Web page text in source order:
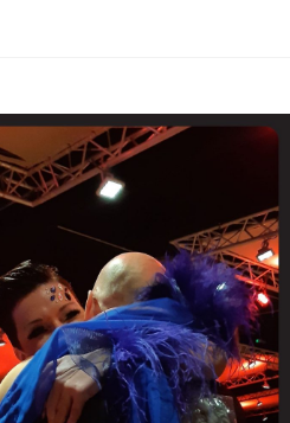
HAAR & MAKE-UP